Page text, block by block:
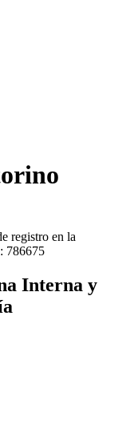
registro en la
786675
Interna y